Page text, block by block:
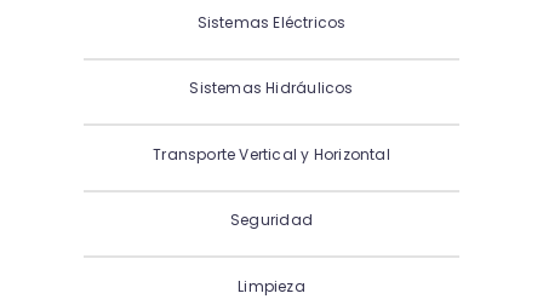
Sistemas Eléctricos
Sistemas Hidráulicos
Transporte Vertical y Horizontal
Seguridad
Limpieza